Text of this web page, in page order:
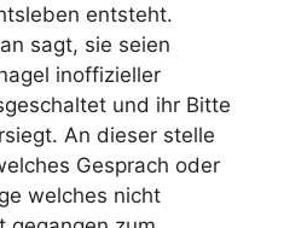
entsteht.
sagt, sie seien
inoffizieller
und ihr Bitte
An dieser stelle
Gesprach oder
welches nicht